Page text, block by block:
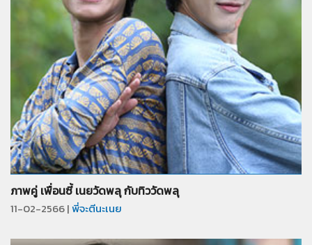
จำนวน12รูป
ภาพคู่ เพื่อนซี้ เนยวัดพลุ กับทิววัดพลุ
11-02-2566 |พี่จะตีนะเนย